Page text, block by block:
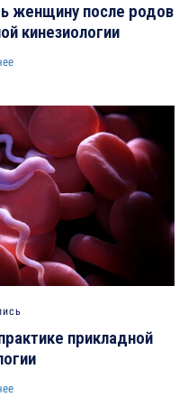
женщину после родов
кинезиологии
прикладной